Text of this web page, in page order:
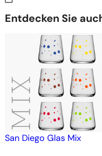
Entdecken Sie
San Diego Glas Mix